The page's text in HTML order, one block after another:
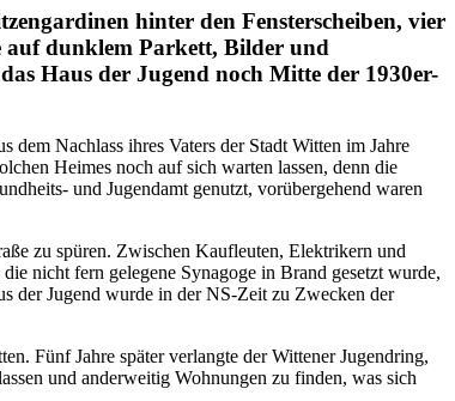
hinter den Fensterscheiben, vier
auf dunklem Parkett, Bilder und
Haus der Jugend noch Mitte der 1930er-
Nachlass ihres Vaters der Stadt Witten im Jahre
Heimes noch auf sich warten lassen, denn die
und Jugendamt genutzt, vorübergehend waren
zu spüren. Zwischen Kaufleuten, Elektrikern und
nicht fern gelegene Synagoge in Brand gesetzt wurde,
der Jugend wurde in der NS-Zeit zu Zwecken der
Fünf Jahre später verlangte der Wittener Jugendring,
und anderweitig Wohnungen zu finden, was sich